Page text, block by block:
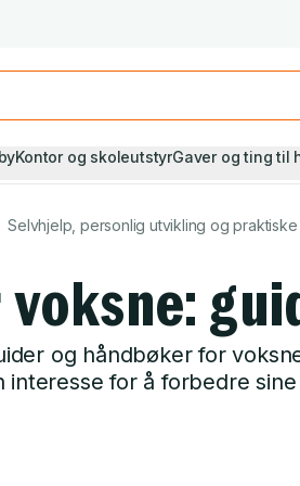
Kontor og skoleutstyrGaver og ting til
Selvhjelp, personlig utvikling og praktiske
og håndbøker for
for å forbedre sine